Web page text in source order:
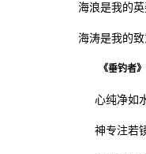
海浪是我的
海涛是我的
《垂钓者》
心纯净如
神专注若